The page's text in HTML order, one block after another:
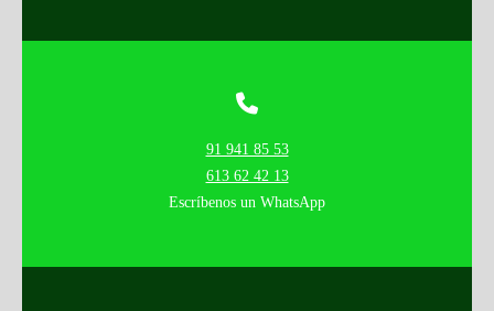
91 941 85 53
613 62 42 13
Escríbenos un WhatsApp